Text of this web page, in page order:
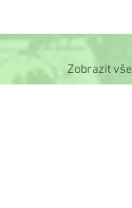
Zobrazit vše